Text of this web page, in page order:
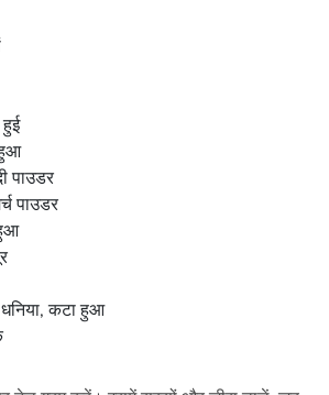
हुई
पाउडर
पाउडर
कटा हुआ